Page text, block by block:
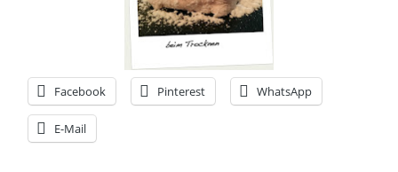
Facebook Pinterest WhatsApp
E-Mail